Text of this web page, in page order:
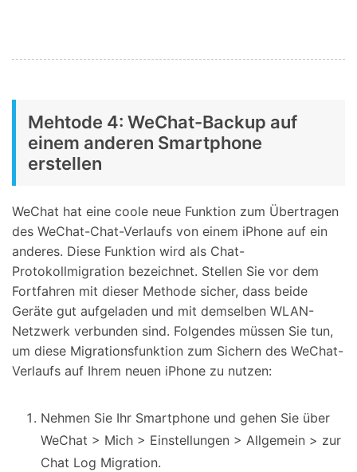
Mehtode 4: WeChat-Backup auf
einem anderen Smartphone
erstellen
WeChat hat eine coole neue Funktion zum Übertragen
des WeChat-Chat-Verlaufs von einem iPhone auf ein
anderes. Diese Funktion wird als Chat-
Protokollmigration bezeichnet. Stellen Sie vor dem
Fortfahren mit dieser Methode sicher, dass beide
Geräte gut aufgeladen und mit demselben WLAN-
Netzwerk verbunden sind. Folgendes müssen Sie tun,
um diese Migrationsfunktion zum Sichern des WeChat-
Verlaufs auf Ihrem neuen iPhone zu nutzen:
Nehmen Sie Ihr Smartphone und gehen Sie über
WeChat > Mich > Einstellungen > Allgemein > zur
Chat Log Migration.